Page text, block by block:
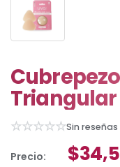
Triangular
☆☆☆☆☆Sin reseñas
Precio: